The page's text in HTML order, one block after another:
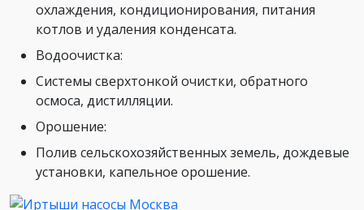
охлаждения, кондиционирования, питания
котлов и удаления конденсата.
Водоочистка:
Системы сверхтонкой очистки, обратного
осмоса, дистилляции.
Орошение:
Полив сельскохозяйственных земель, дождевые
установки, капельное орошение.